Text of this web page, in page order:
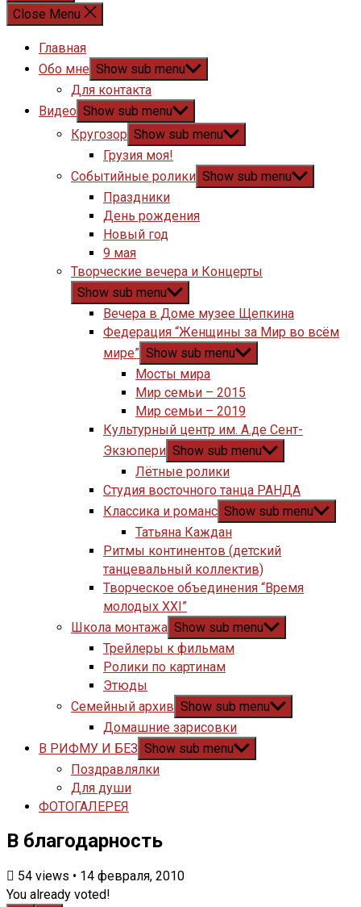
Close Menu
Главная
Обо мне Show sub menu
Для контакта
Видео Show sub menu
Кругозор Show sub menu
Грузия моя!
Событийные ролики Show sub menu
Праздники
День рождения
Новый год
9 мая
Творческие вечера и Концерты
Show sub menu
Вечера в Доме музее Щепкина
Федерация “Женщины за Мир во всём
мире” Show sub menu
Мосты мира
Мир семьи – 2015
Мир семьи – 2019
Культурный центр им. А.де Сент-
Экзюпери Show sub menu
Лётные ролики
Студия восточного танца РАНДА
Классика и романс Show sub menu
Татьяна Каждан
Ритмы континентов (детский
танцевальный коллектив)
Творческое объединения “Время
молодых XXI”
Школа монтажа Show sub menu
Трейлеры к фильмам
Ролики по картинам
Этюды
Семейный архив Show sub menu
Домашние зарисовки
В РИФМУ И БЕЗ Show sub menu
Поздравлялки
Для души
ФОТОГАЛЕРЕЯ
В благодарность
54 views • 14 февраля, 2010
You already voted!